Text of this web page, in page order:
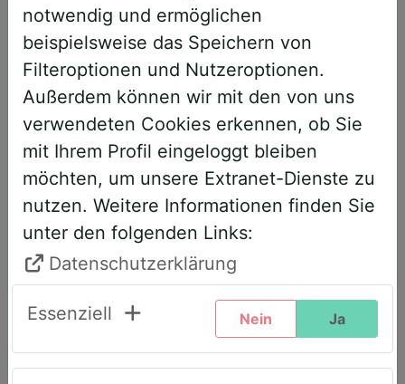
Sehr geehrte Teilnehmerinnen und
Teilnehmer,
um Ihnen zukünftige Buchungen zu
erleichtern, haben wir unser System
umstrukturiert und den AWS+-Account
entsprechend angepasst. Bitte führen
Sie daher folgende Schritte durch,
wenn Sie diesen Text zum ersten Mal
sehen, um weiterhin vollen Zugriff zu
haben:
Klicken Sie oben rechts auf den Reiter
„LOGIN AWS+“.
notwendig und ermöglichen
beispielsweise das Speichern von
Filteroptionen und Nutzeroptionen.
Außerdem können wir mit den von uns
verwendeten Cookies erkennen, ob Sie
mit Ihrem Profil eingeloggt bleiben
möchten, um unsere Extranet-Dienste zu
nutzen. Weitere Informationen finden Sie
unter den folgenden Links:
Datenschutzerklärung
Essenziell Nein Ja